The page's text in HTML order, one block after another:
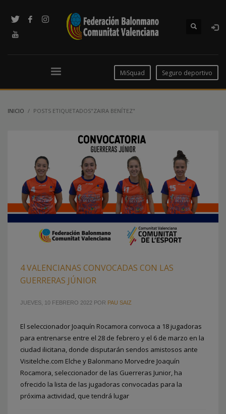
MiSquad Seguro deportivo
INICIO POSTS ETIQUETADOS"ZAIRA BENÍTEZ"
4 VALENCIANAS CONVOCADAS CON LAS
GUERRERAS JÚNIOR
JUEVES, 10 FEBRERO 2022 POR PAU SAIZ
El seleccionador Joaquín Rocamora convoca a 18 jugadoras
para entrenarse entre el 28 de febrero y el 6 de marzo en la
ciudad ilicitana, donde disputarán sendos amistosos ante
Visitelche.com Elche y Balonmano Morvedre Joaquín
Rocamora, seleccionador de las Guerreras Junior, ha
ofrecido la lista de las jugadoras convocadas para la
próxima actividad, que tendrá lugar